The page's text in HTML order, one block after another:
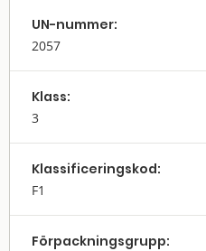
UN-nummer:
2057
Klass:
3
Klassifi­cerings­kod:
F1
Förpack­nings­grupp: